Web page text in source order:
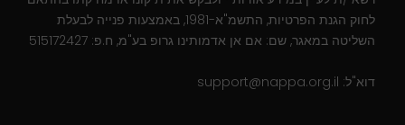
לחוק הגנת הפרטיות, התשמ"א-1981, באמצעות פנייה לבעלת
השליטה במאגר, שם: אם אן אדמותינו גרופ בע"מ, ח.פ: 515172427
דוא"ל: support@nappa.org.il